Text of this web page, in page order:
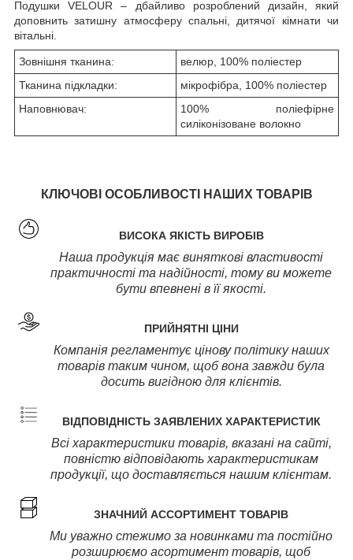
Подушки VELOUR – дбайливо розроблений дизайн, який
доповнить затишну атмосферу спальні, дитячої кімнати чи
вітальні.
Зовнішня тканина:
велюр, 100% поліестер
Тканина підкладки:
мікрофібра, 100% поліестер
Наповнювач:
100% поліефірне
силіконізоване волокно
КЛЮЧОВІ ОСОБЛИВОСТІ НАШИХ ТОВАРІВ
ВИСОКА ЯКІСТЬ ВИРОБІВ
Наша продукція має виняткові властивості
практичності та надійності, тому ви можете
бути впевнені в її якості.
ПРИЙНЯТНІ ЦІНИ
Компанія регламентує цінову політику наших
товарів таким чином, щоб вона завжди була
досить вигідною для клієнтів.
ВІДПОВІДНІСТЬ ЗАЯВЛЕНИХ ХАРАКТЕРИСТИК
Всі характеристики товарів, вказані на сайті,
повністю відповідають характеристикам
продукції, що доставляється нашим клієнтам.
ЗНАЧНИЙ АССОРТИМЕНТ ТОВАРІВ
Ми уважно стежимо за новинками та постійно
розширюємо асортимент товарів, щоб